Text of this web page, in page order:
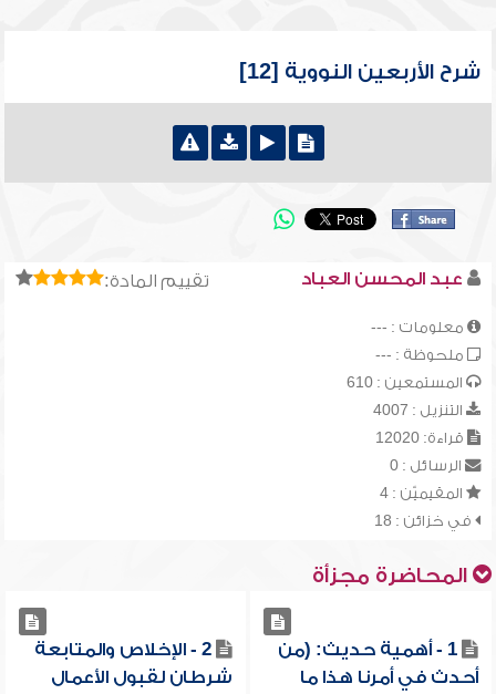
شرح الأربعين النووية [12]
تقييم المادة: عبد المحسن العباد
معلومات : ---
ملحوظة : ---
المستمعين : 610
التنزيل : 4007
قراءة: 12020
الرسائل : 0
المقيميّن : 4
في خزائن : 18
المحاضرة مجزأة
1 - أهمية حديث: (من
أحدث في أمرنا هذا ما
2 - الإخلاص والمتابعة
شرطان لقبول الأعمال